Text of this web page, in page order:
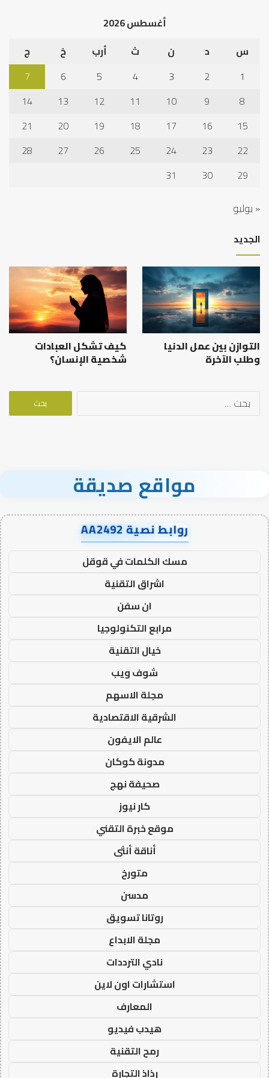
أغسطس 2026
س
د ن ث أرب خ
ج
1
2
3
4
5
6
7
8
9
10
11
12
13
14
15
16
17
18
19
20
21
22
23
24
25
26
27
28
29
30
31
« يوليو
الجديد
التوازن بين عمل الدنيا
وطلب الآخرة
كيف تشكل العبادات
شخصية الإنسان؟
البحث
مواقع صديقة
روابط نصية AA2492
مسك الكلمات في قوقل
اشراق التقنية
ان سفن
مرابع التكنولوجيا
خيال التقنية
شوف ويب
مجلة الاسهم
الشرقية الاقتصادية
عالم الايفون
مدونة كوكان
صحيفة نهج
كار نيوز
موقع خبرة التقني
أناقة أنثى
متورخ
مدسن
روتانا تسويق
مجلة الابداع
نادي الترددات
استشارات اون لاين
المعارف
هيدب فيديو
رمح التقنية
رذاذ التجارة